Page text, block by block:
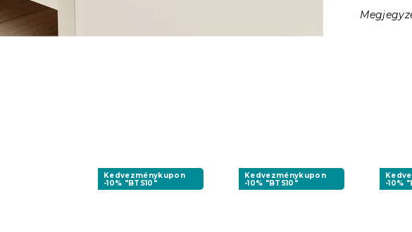
Kedvezménykupon
-10% "BTS10"
Kedvezménykupon
-10% "BTS10"
-10%